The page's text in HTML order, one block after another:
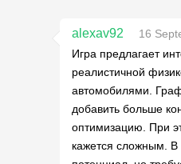
alexav92
16
Игра предлагает
реалистичной
автомобилями.
добавить больше
оптимизацию. При
кажется сложным.